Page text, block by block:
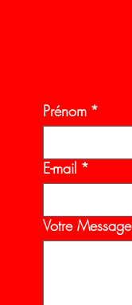
Prénom *
E-mail *
Votre Message